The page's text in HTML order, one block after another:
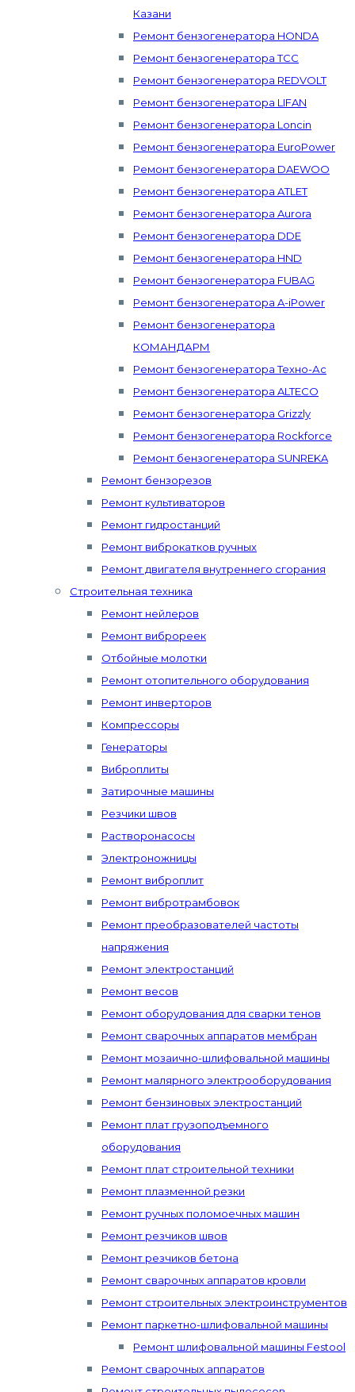
Казани
Ремонт бензогенератора HONDA
Ремонт бензогенератора ТСС
Ремонт бензогенератора REDVOLT
Ремонт бензогенератора LIFAN
Ремонт бензогенератора Loncin
Ремонт бензогенератора EuroPower
Ремонт бензогенератора DAEWOO
Ремонт бензогенератора ATLET
Ремонт бензогенератора Aurora
Ремонт бензогенератора DDE
Ремонт бензогенератора HND
Ремонт бензогенератора FUBAG
Ремонт бензогенератора A-iPower
Ремонт бензогенератора
КОМАНДАРМ
Ремонт бензогенератора Техно-Ас
Ремонт бензогенератора ALTECO
Ремонт бензогенератора Grizzly
Ремонт бензогенератора Rockforce
Ремонт бензогенератора SUNREKA
Ремонт бензорезов
Ремонт культиваторов
Ремонт гидростанций
Ремонт виброкатков ручных
Ремонт двигателя внутреннего сгорания
Строительная техника
Ремонт нейлеров
Ремонт виброреек
Отбойные молотки
Ремонт отопительного оборудования
Ремонт инверторов
Компрессоры
Генераторы
Виброплиты
Затирочные машины
Резчики швов
Растворонасосы
Электроножницы
Ремонт виброплит
Ремонт вибротрамбовок
Ремонт преобразователей частоты
напряжения
Ремонт электростанций
Ремонт весов
Ремонт оборудования для сварки тенов
Ремонт сварочных аппаратов мембран
Ремонт мозаично-шлифовальной машины
Ремонт малярного электрооборудования
Ремонт бензиновых электростанций
Ремонт плат грузоподъемного
оборудования
Ремонт плат строительной техники
Ремонт плазменной резки
Ремонт ручных поломоечных машин
Ремонт резчиков швов
Ремонт резчиков бетона
Ремонт сварочных аппаратов кровли
Ремонт строительных электроинструментов
Ремонт паркетно-шлифовальной машины
Ремонт шлифовальной машины Festool
Ремонт сварочных аппаратов